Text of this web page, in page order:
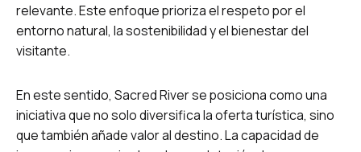
relevante. Este enfoque prioriza el respeto por el
entorno natural, la sostenibilidad y el bienestar del
visitante.
En este sentido, Sacred River se posiciona como una
iniciativa que no solo diversifica la oferta turística, sino
que también añade valor al destino. La capacidad de